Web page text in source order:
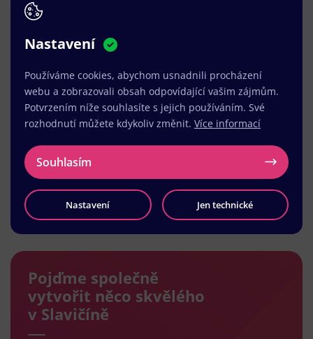
Načíst další
Pojďme společně
vytvořit něco skvělého
v Slavičíně
Nastavení
Používáme cookies, abychom usnadnili procházení
webu a zobrazovali obsah odpovídající vašim zájmům.
Potvrzením níže souhlasíte s jejich používáním. Své
rozhodnutí můžete kdykoliv změnit. Více informací
Souhlasím
Nastavení Jen technické